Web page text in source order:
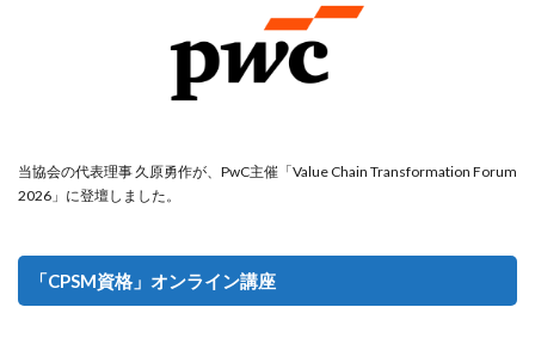
当協会の代表理事 久原勇作が、PwC主催「Value Chain Transformation Forum
2026」に登壇しました。
「CPSM資格」オンライン講座